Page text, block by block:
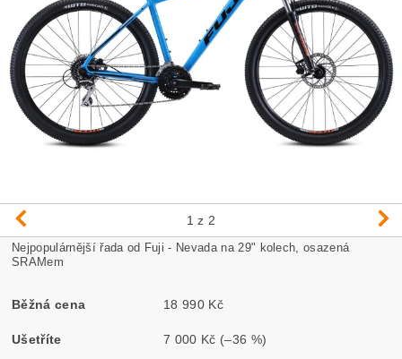
1 z 2
Nejpopulárnější řada od Fuji - Nevada na 29" kolech, osazená
SRAMem
Běžná cena 18 990 Kč
Ušetříte 7 000 Kč (–36 %)